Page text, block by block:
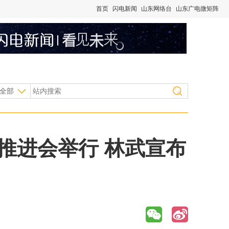
首页 闪电新闻 山东网络台 山东广电微矩阵
部
进会举行 林武宣布